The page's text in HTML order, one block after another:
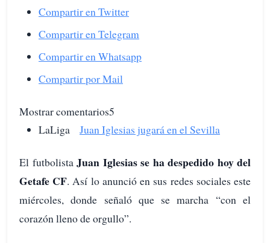
Compartir en Twitter
Compartir en Telegram
Compartir en Whatsapp
Compartir por Mail
Mostrar comentarios5
LaLiga Juan Iglesias jugará en el Sevilla
El futbolista Juan Iglesias se ha despedido hoy del
Getafe CF. Así lo anunció en sus redes sociales este
miércoles, donde señaló que se marcha “con el
corazón lleno de orgullo”.